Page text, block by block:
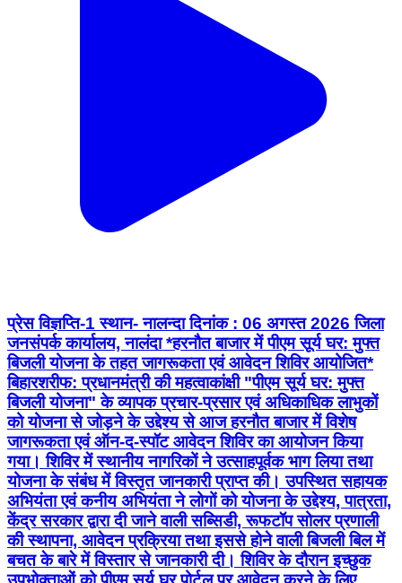
प्रेस विज्ञप्ति-1 स्थान- नालन्दा दिनांक : 06 अगस्त 2026 जिला
जनसंपर्क कार्यालय, नालंदा *हरनौत बाजार में पीएम सूर्य घर: मुफ्त
बिजली योजना के तहत जागरूकता एवं आवेदन शिविर आयोजित*
बिहारशरीफ: प्रधानमंत्री की महत्वाकांक्षी "पीएम सूर्य घर: मुफ्त
बिजली योजना" के व्यापक प्रचार-प्रसार एवं अधिकाधिक लाभुकों
को योजना से जोड़ने के उद्देश्य से आज हरनौत बाजार में विशेष
जागरूकता एवं ऑन-द-स्पॉट आवेदन शिविर का आयोजन किया
गया। शिविर में स्थानीय नागरिकों ने उत्साहपूर्वक भाग लिया तथा
योजना के संबंध में विस्तृत जानकारी प्राप्त की। उपस्थित सहायक
अभियंता एवं कनीय अभियंता ने लोगों को योजना के उद्देश्य, पात्रता,
केंद्र सरकार द्वारा दी जाने वाली सब्सिडी, रूफटॉप सोलर प्रणाली
की स्थापना, आवेदन प्रक्रिया तथा इससे होने वाली बिजली बिल में
बचत के बारे में विस्तार से जानकारी दी। शिविर के दौरान इच्छुक